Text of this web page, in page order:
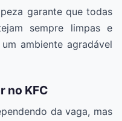
garante que todas
sempre limpas e
ambiente agradável
no KFC
da vaga, mas